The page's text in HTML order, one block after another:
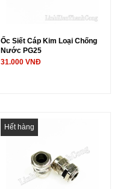
Ốc Siết Cáp Kim Loại Chống
Nước PG25
31.000 VNĐ
Hết hàng